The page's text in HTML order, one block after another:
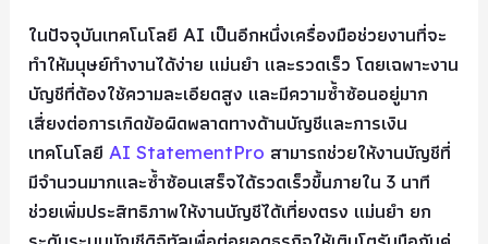
ในปัจจุบันเทคโนโลยี AI เป็นอีกหนึ่งเครื่องมือช่วยงานที่จะ
ทำให้มนุษย์ทำงานได้ง่าย แม่นยำ และรวดเร็ว โดยเฉพาะงาน
บัญชีที่ต้องใช้ความละเอียดสูง และมีความซ้ำซ้อนอยู่มาก
เสี่ยงต่อการเกิดข้อผิดพลาดทางด้านบัญชีและการเงิน
เทคโนโลยี AI StatementPro สามารถช่วยให้งานบัญชีที่
มีจำนวนมากและซ้ำซ้อนเสร็จได้รวดเร็วขึ้นภายใน 3 นาที
ช่วยเพิ่มประสิทธิภาพให้งานบัญชีได้เที่ยงตรง แม่นยำ ยก